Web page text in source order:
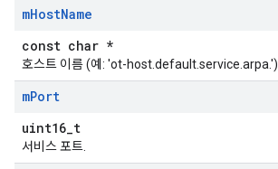
mHostName
const char *
호스트 이름 (예: 'ot-host.default.service.arpa.')
mPort
uint16_t
서비스 포트.